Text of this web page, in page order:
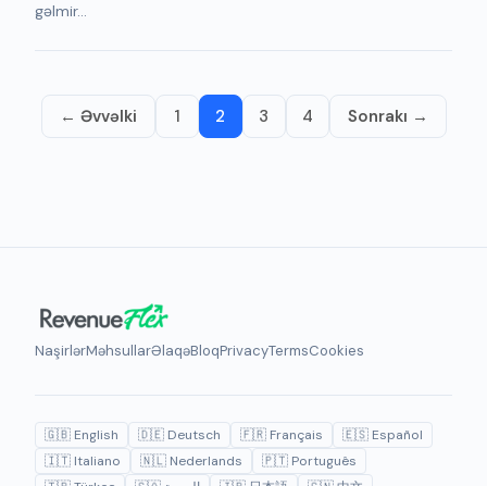
gəlmir...
← Əvvəlki 1 2 3 4 Sonrakı →
NaşirlərMəhsullarƏlaqəBloqPrivacyTermsCookies
🇬🇧 English 🇩🇪 Deutsch 🇫🇷 Français
🇪🇸 Español
🇮🇹 Italiano
🇳🇱 Nederlands
🇵🇹 Português